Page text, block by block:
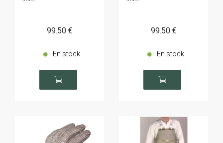
99.50 €
En stock
99.50 €
En stock